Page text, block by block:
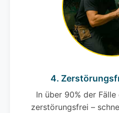
4.
In über 90% der
zerstörungsfrei –